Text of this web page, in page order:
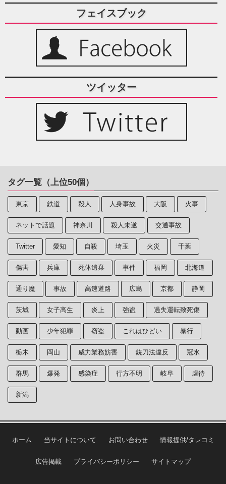
フェイスブック
ツイッター
タグ一覧（上位50個）
東京 鉄道 殺人 人身事故 大阪 火事
ネットで話題 神奈川 殺人未遂 交通事故
Twitter 愛知 自殺 埼玉 火災 千葉
傷害 兵庫 死体遺棄 事件 福岡 北海道
通り魔 事故 高速道路 広島 京都 静岡
茨城 女子高生 炎上 強盗 過失運転致死傷
動画 少年犯罪 窃盗 これはひどい 暴行
栃木 岡山 威力業務妨害 銃刀法違反 冠水
群馬 爆発 感染症 行方不明 岐阜 虐待
新潟
ホーム 当サイトについて お問い合わせ 情報提供/タレコミ
広告掲載 プライバシーポリシー サイトマップ